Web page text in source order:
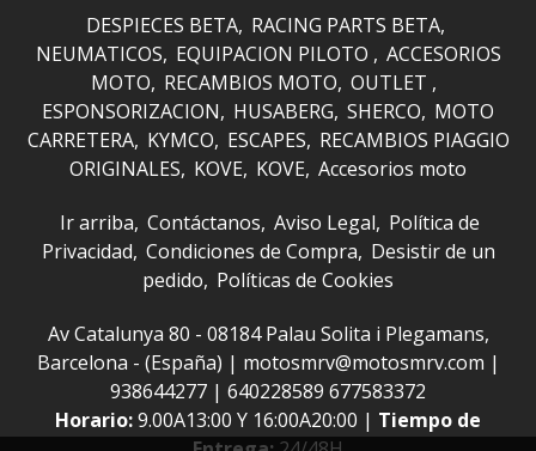
DESPIECES BETA RACING PARTS BETA
NEUMATICOS EQUIPACION PILOTO
ACCESORIOS
MOTO RECAMBIOS MOTO OUTLET
ESPONSORIZACION
HUSABERG SHERCO MOTO
CARRETERA KYMCO ESCAPES RECAMBIOS PIAGGIO
ORIGINALES KOVE KOVE Accesorios moto
Ir arriba Contáctanos Aviso Legal Política de
Privacidad Condiciones de Compra Desistir de un
pedido Políticas de Cookies
Av Catalunya 80 - 08184 Palau Solita i Plegamans,
Barcelona - (España) | motosmrv@motosmrv.com |
938644277 | 640228589 677583372
Horario:9.00A13:00 Y 16:00A20:00 | Tiempo de